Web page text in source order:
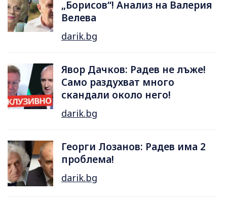
„Борисов“! Анализ на Валерия
Велева
darik.bg
Явор Дачков: Радев не лъже!
Само раздухват много
скандали около него!
darik.bg
Георги Лозанов: Радев има 2
проблема!
darik.bg